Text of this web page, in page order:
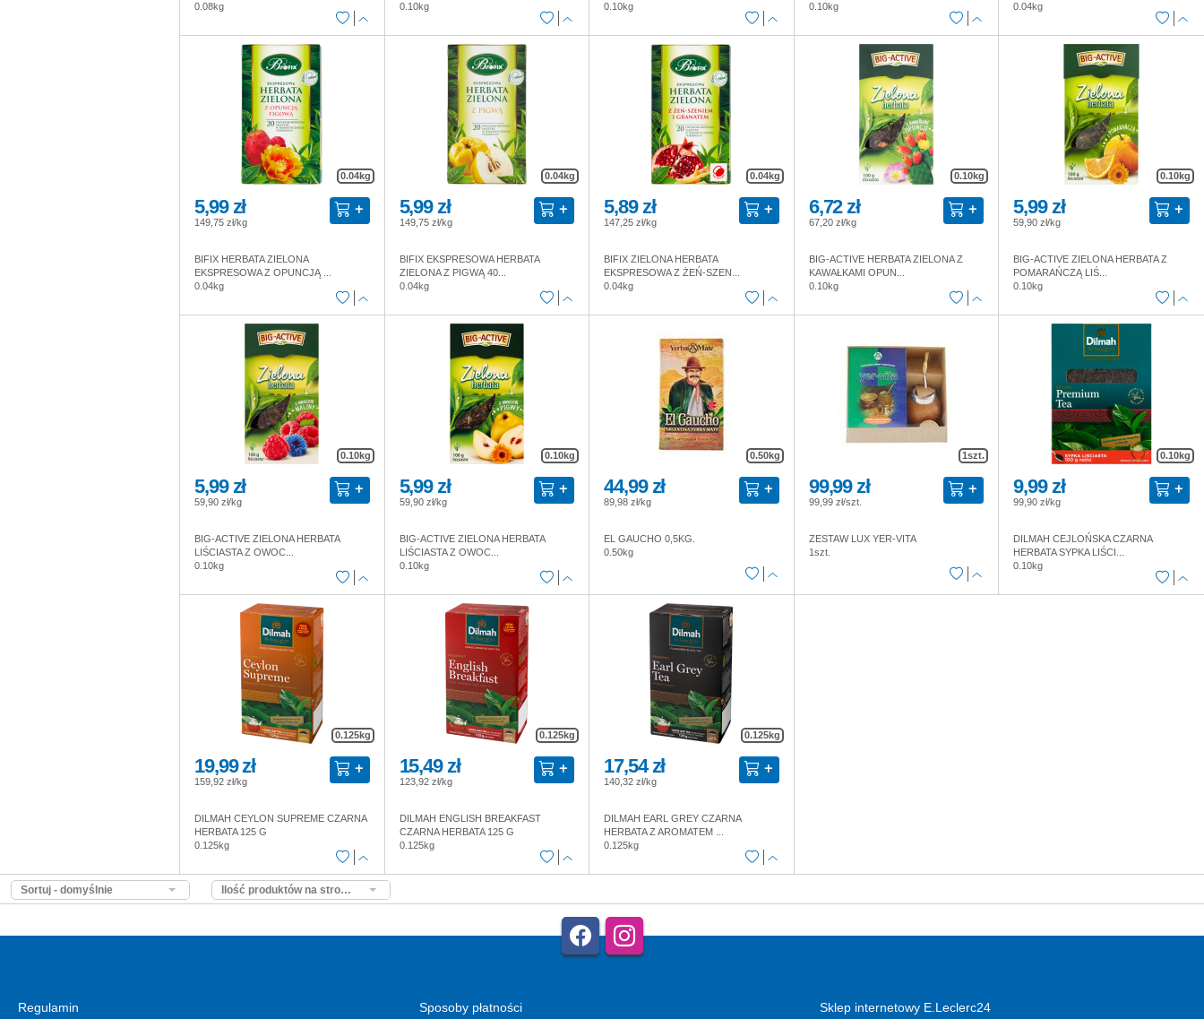
0.08kg
0.10kg
0.10kg
0.10kg
0.04kg
0.04kg
5,99 zł
149,75 zł/kg
BIFIX HERBATA ZIELONA
EKSPRESOWA Z OPUNCJĄ ...
0.04kg
0.04kg
5,99 zł
149,75 zł/kg
BIFIX EKSPRESOWA HERBATA
ZIELONA Z PIGWĄ 40...
0.04kg
0.04kg
5,89 zł
147,25 zł/kg
BIFIX ZIELONA HERBATA
EKSPRESOWA Z ŻEŃ-SZEN...
0.04kg
0.10kg
6,72 zł
67,20 zł/kg
BIG-ACTIVE HERBATA ZIELONA Z
KAWAŁKAMI OPUN...
0.10kg
0.10kg
5,99 zł
59,90 zł/kg
BIG-ACTIVE ZIELONA HERBATA Z
POMARAŃCZĄ LIŚ...
0.10kg
0.10kg
5,99 zł
59,90 zł/kg
BIG-ACTIVE ZIELONA HERBATA
LIŚCIASTA Z OWOC...
0.10kg
0.10kg
5,99 zł
59,90 zł/kg
BIG-ACTIVE ZIELONA HERBATA
LIŚCIASTA Z OWOC...
0.10kg
0.50kg
44,99 zł
89,98 zł/kg
EL GAUCHO 0,5KG.
0.50kg
1szt.
99,99 zł
99,99 zł/szt.
ZESTAW LUX YER-VITA
1szt.
0.10kg
9,99 zł
99,90 zł/kg
DILMAH CEJLOŃSKA CZARNA
HERBATA SYPKA LIŚCI...
0.10kg
0.125kg
19,99 zł
159,92 zł/kg
DILMAH CEYLON SUPREME CZARNA
HERBATA 125 G
0.125kg
0.125kg
15,49 zł
123,92 zł/kg
DILMAH ENGLISH BREAKFAST
CZARNA HERBATA 125 G
0.125kg
0.125kg
17,54 zł
140,32 zł/kg
DILMAH EARL GREY CZARNA
HERBATA Z AROMATEM ...
0.125kg
Sortuj - domyślnie Ilość produktów na stronie - domyślnie
Regulamin Sposoby płatności
Sklep internetowy E.Leclerc24